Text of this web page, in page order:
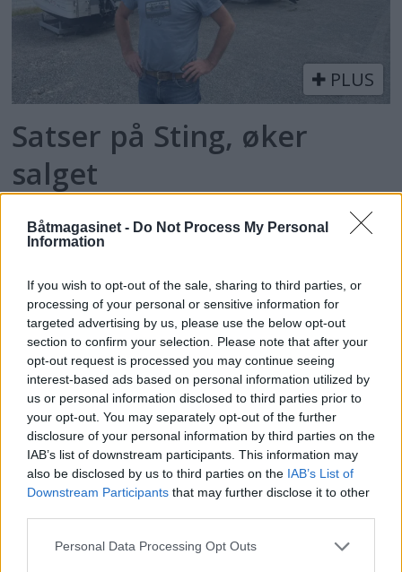
Båtmagasinet - Do Not Process My Personal
Information
If you wish to opt-out of the sale, sharing to third parties, or
processing of your personal or sensitive information for
targeted advertising by us, please use the below opt-out
section to confirm your selection. Please note that after your
opt-out request is processed you may continue seeing
interest-based ads based on personal information utilized by
us or personal information disclosed to third parties prior to
your opt-out. You may separately opt-out of the further
disclosure of your personal information by third parties on the
IAB’s list of downstream participants. This information may
also be disclosed by us to third parties on the IAB’s List of
Downstream Participants that may further disclose it to other
Personal Data Processing Opt Outs
PLUS
Satser på Sting, øker
salget
Politiets teori: Tok igjen
fritidsbåten bakfra